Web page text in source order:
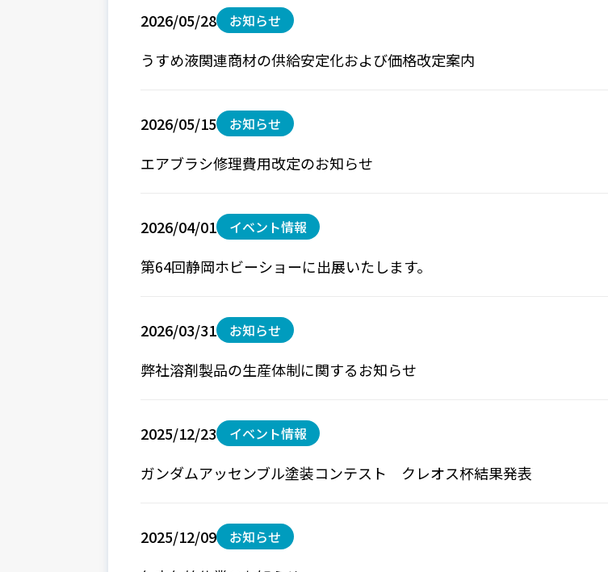
2026/05/28 お知らせ
うすめ液関連商材の供給安定化および価格改定案内
2026/05/15 お知らせ
エアブラシ修理費用改定のお知らせ
2026/04/01 イベント情報
第64回静岡ホビーショーに出展いたします。
2026/03/31 お知らせ
弊社溶剤製品の生産体制に関するお知らせ
2025/12/23 イベント情報
ガンダムアッセンブル塗装コンテスト クレオス杯結果発表
2025/12/09 お知らせ